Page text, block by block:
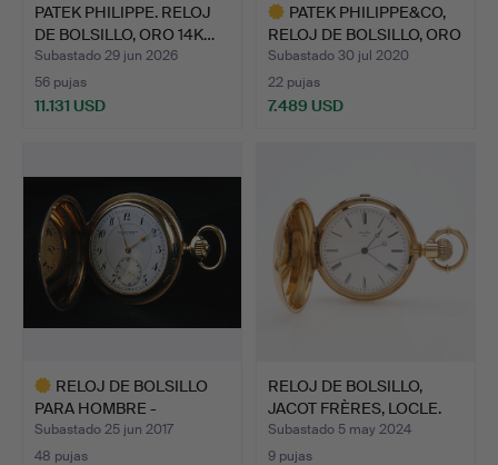
PATEK PHILIPPE. RELOJ
DE BOLSILLO, ORO 14K…
Subastado 29 jun 2026
56 pujas
11.131 USD
PATEK PHILIPPE&CO,
RELOJ DE BOLSILLO, ORO
…
Subastado 30 jul 2020
22 pujas
7.489 USD
RELOJ DE BOLSILLO
PARA HOMBRE -
VACHERON &…
Subastado 25 jun 2017
48 pujas
RELOJ DE BOLSILLO,
JACOT FRÈRES, LOCLE.
Subastado 5 may 2024
9 pujas